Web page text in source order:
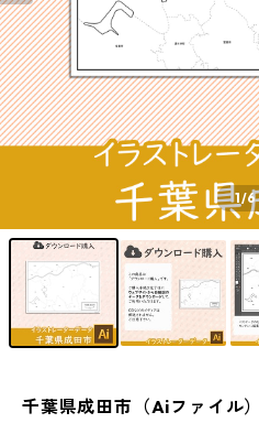
1/6
千葉県成田市（Aiファイル）